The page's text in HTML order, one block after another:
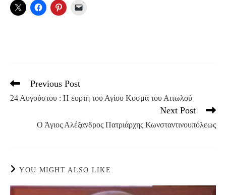
Read
articles
Previous Post
24 Αυγούστου : Η εορτή του Αγίου Κοσμά του Αιτωλού
Next Post
Ο Άγιος Αλέξανδρος Πατριάρχης Κωνσταντινουπόλεως
YOU MIGHT ALSO LIKE